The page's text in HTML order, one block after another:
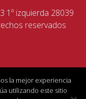
1º izquierda 28039
reservados
la mejor experiencia
utilizando este sitio